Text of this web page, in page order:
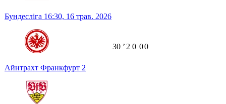
Бундесліга 16:30, 16 трав. 2026
Айнтрахт Франкфурт 2
30 ʼ 2 0 00